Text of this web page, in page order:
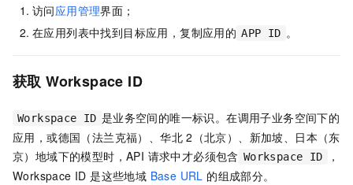
访问应用管理界面；
在应用列表中找到目标应用，复制应用的 APP ID 。
获取 Workspace ID
Workspace ID 是业务空间的唯一标识。在调用子业务空间下的
应用，或德国（法兰克福）、华北 2（北京）、新加坡、日本（东
京）地域下的模型时，API 请求中才必须包含 Workspace ID
，
Workspace ID 是这些地域 Base URL 的组成部分。